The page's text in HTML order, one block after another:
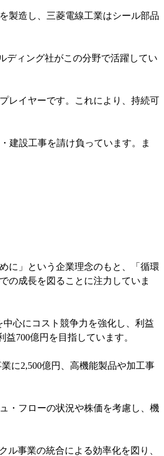
製造し、三菱電線工業はシール部品
ディング社がこの分野で活躍してい
レイヤーです。これにより、持続可
建設工事を請け負っています。ま
に」という企業理念のもと、「循環
の成長を図ることに注力していま
中心にコスト競争力を強化し、利益
700億円を目指しています。
に2,500億円、高機能製品や加工事
・フローの状況や株価を考慮し、機
事業の統合による効率化を図り、